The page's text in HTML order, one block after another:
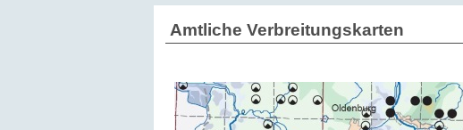
Amtliche Verbreitungskarten